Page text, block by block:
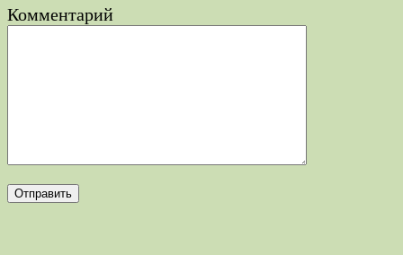
Комментарий